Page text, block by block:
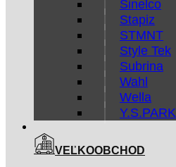
Sinelco
Stapiz
STMNT
Style Tek
Subrina
Wahl
Wella
Y.S.PARK
VEĽKOOBCHOD